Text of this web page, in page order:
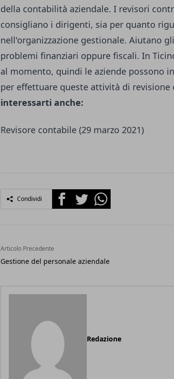
della contabilità aziendale. I revisori
consigliano i dirigenti, sia per quanto
nell'organizzazione gestionale. Aiutano
problemi finanziari oppure fiscali. In
al momento, quindi le aziende possono
per effettuare queste attività di
interessarti anche:
Revisore contabile (29 marzo 2021)
Condividi FacebookTwitterWhatsapp
Articolo Precedente
Gestione del personale aziendale
Redazione